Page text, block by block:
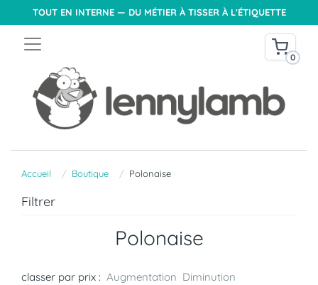
TOUT EN INTERNE — DU MÉTIER À TISSER À L'ÉTIQUETTE
0
Accueil Boutique Polonaise
Filtrer
Polonaise
classer par prix : Augmentation Diminution